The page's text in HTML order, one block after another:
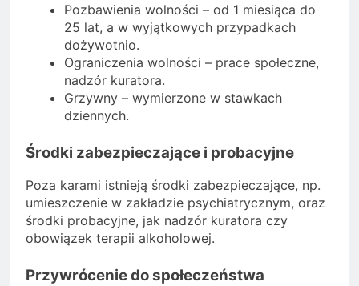
Pozbawienia wolności – od 1 miesiąca do
25 lat, a w wyjątkowych przypadkach
dożywotnio.
Ograniczenia wolności – prace społeczne,
nadzór kuratora.
Grzywny – wymierzone w stawkach
dziennych.
Środki zabezpieczające i probacyjne
Poza karami istnieją środki zabezpieczające, np.
umieszczenie w zakładzie psychiatrycznym, oraz
środki probacyjne, jak nadzór kuratora czy
obowiązek terapii alkoholowej.
Przywrócenie do społeczeństwa